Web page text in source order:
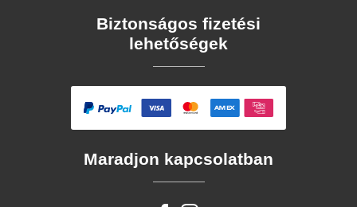
Biztonságos fizetési
lehetőségek
Maradjon kapcsolatban